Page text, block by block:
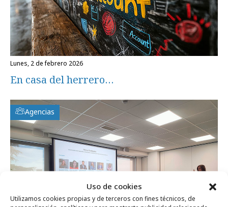
Uso de cookies
Utilizamos cookies propias y de terceros con fines técnicos, de
lunes, 2 de febrero 2026
En casa del herrero…
Agencias